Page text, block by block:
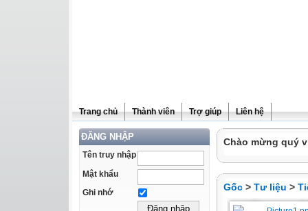
Trang chủ Thành viên Trợ giúp Liên hệ
ĐĂNG NHẬP
Tên truy nhập
Mật khẩu
Ghi nhớ
Chào mừng quý
Gốc > Tư liệu >